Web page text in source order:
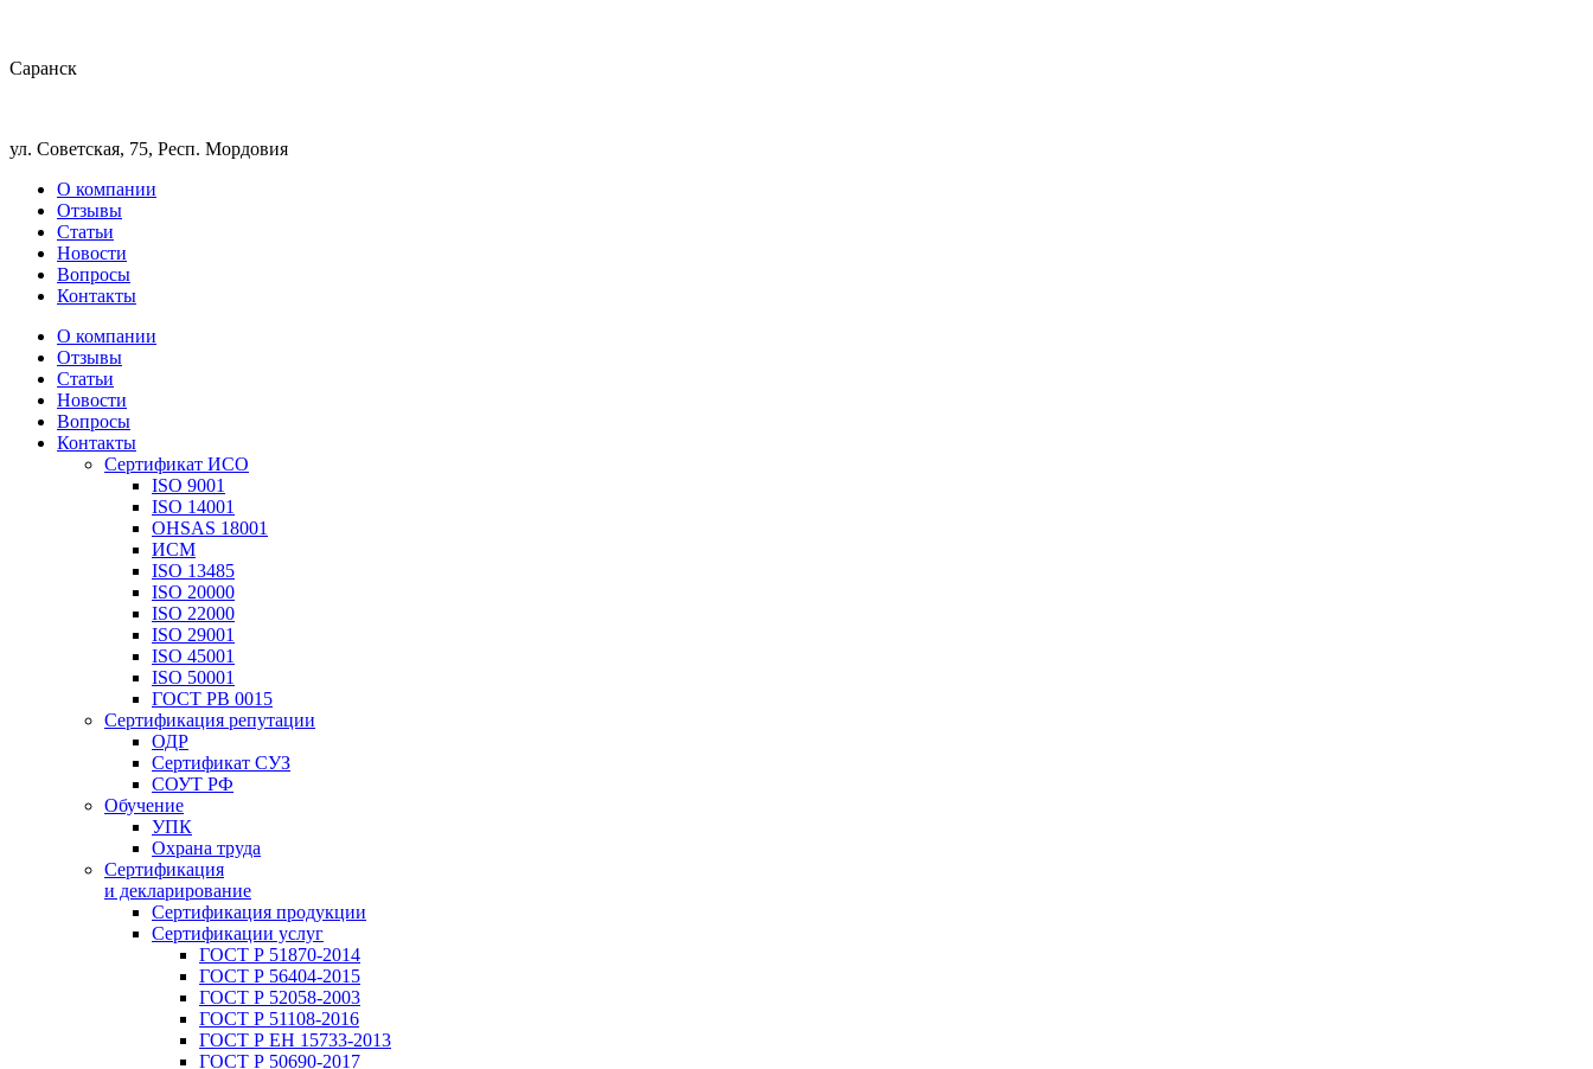
Саранск
ул. Советская, 75, Респ. Мордовия
О компании
Отзывы
Статьи
Новости
Вопросы
Контакты
О компании
Отзывы
Статьи
Новости
Вопросы
Контакты
Сертификат ИСО
ISO 9001
ISO 14001
OHSAS 18001
ИСМ
ISO 13485
ISO 20000
ISO 22000
ISO 29001
ISO 45001
ISO 50001
ГОСТ РВ 0015
Сертификация репутации
ОДР
Сертификат СУЗ
СОУТ РФ
Обучение
УПК
Охрана труда
Сертификация
и декларирование
Сертификация продукции
Сертификации услуг
ГОСТ Р 51870-2014
ГОСТ Р 56404-2015
ГОСТ Р 52058-2003
ГОСТ Р 51108-2016
ГОСТ Р ЕН 15733-2013
ГОСТ Р 50690-2017